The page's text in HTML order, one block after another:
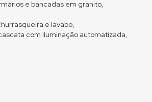
e bancadas em granito,
e lavabo,
com iluminação automatizada,